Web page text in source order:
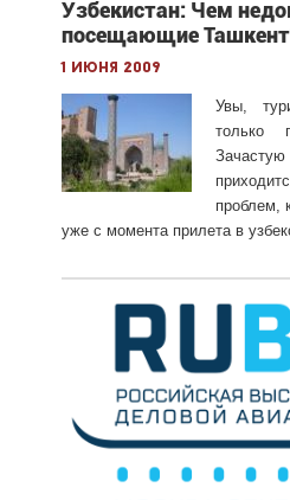
Узбекистан: Чем
посещающие
1 июня 2009
Увы,
только
проблем,
уже с момента прилета в